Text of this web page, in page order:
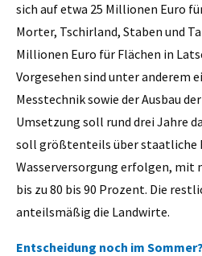
sich auf etwa 25 Millionen Euro
Morter, Tschirland, Staben und
Millionen Euro für Flächen in
Vorgesehen sind unter anderem
Messtechnik sowie der Ausbau
Umsetzung soll rund drei Jahre
soll größtenteils über staatliche
Wasserversorgung erfolgen, mit
bis zu 80 bis 90 Prozent. Die
anteilsmäßig die Landwirte.
Entscheidung noch im Sommer?